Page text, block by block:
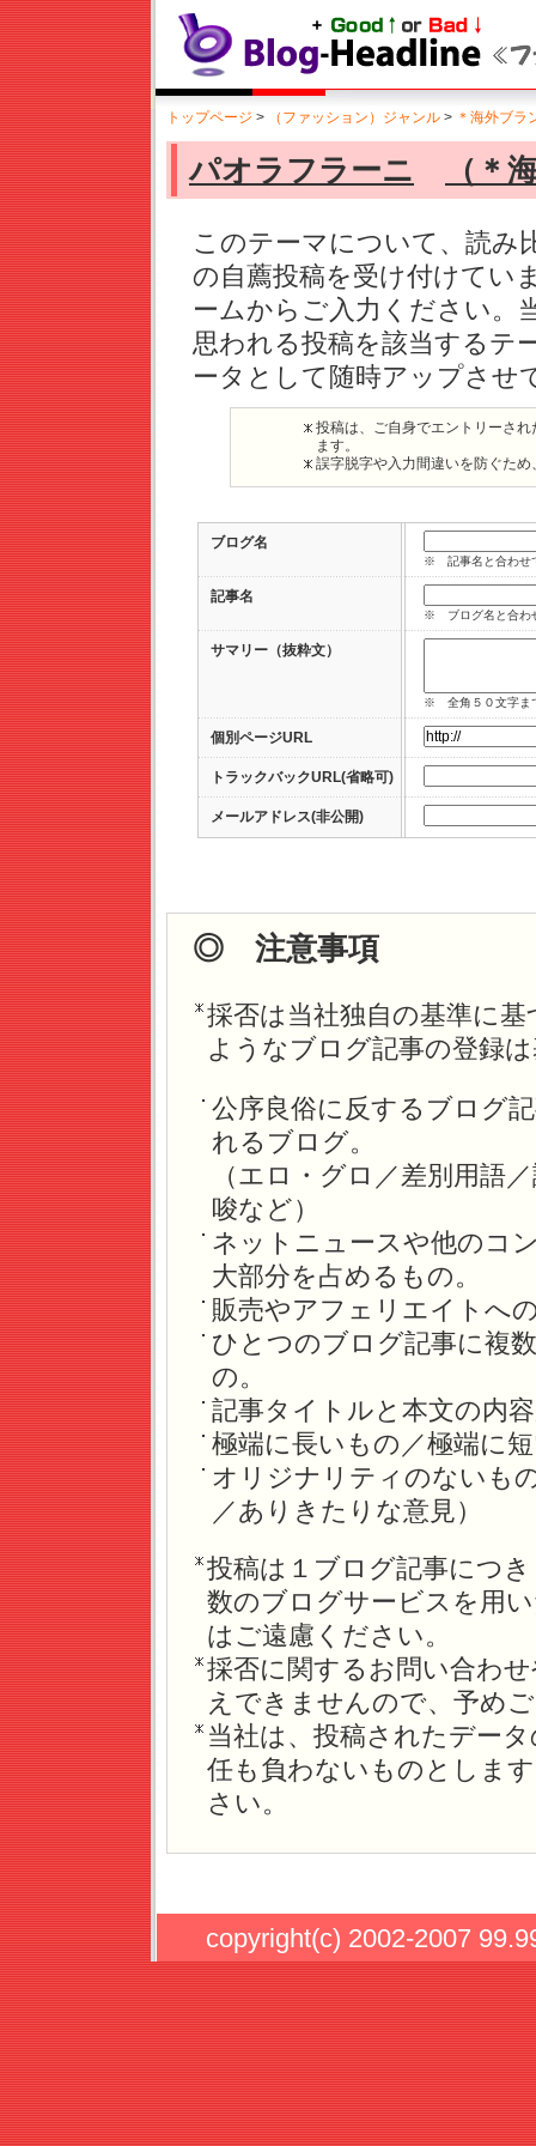
トップページ > （ファッション）ジャンル > ＊海外ブラ
パオラフラーニ （＊
このテーマについて、読み
の自薦投稿を受け付けてい
ームからご入力ください。
思われる投稿を該当するテ
ータとして随時アップさせ
投稿は、ご自身でエントリーさ
ます。
誤字脱字や入力間違いを防ぐた
ブログ名
※ 記事名と合わせ
記事名
※ ブログ名と合わ
サマリー（抜粋文）
※ 全角５０文字ま
個別ページURL
トラックバックURL(省略可)
メールアドレス(非公開)
◎ 注意事項
採否は当社独自の基準に
ようなブログ記事の登録
公序良俗に反するブログ
れるブログ。
（エロ・グロ／差別用語
唆など）
ネットニュースや他のコ
大部分を占めるもの。
販売やアフェリエイトへ
ひとつのブログ記事に複
の。
記事タイトルと本文の内
極端に長いもの／極端に
オリジナリティのないも
／ありきたりな意見）
投稿は１ブログ記事につ
数のブログサービスを用
はご遠慮ください。
採否に関するお問い合わ
えできませんので、予め
当社は、投稿されたデー
任も負わないものとしま
さい。
copyright(c) 2002-2007